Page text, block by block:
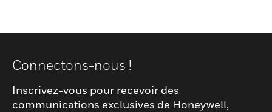
Connectons-nous !
Inscrivez-vous pour recevoir des
communications exclusives de Honeywell,